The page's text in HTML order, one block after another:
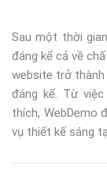
Sau một thời
đáng kể cả về
website trở thành
đáng kể. Từ
thích, WebDemo
vụ thiết kế sáng